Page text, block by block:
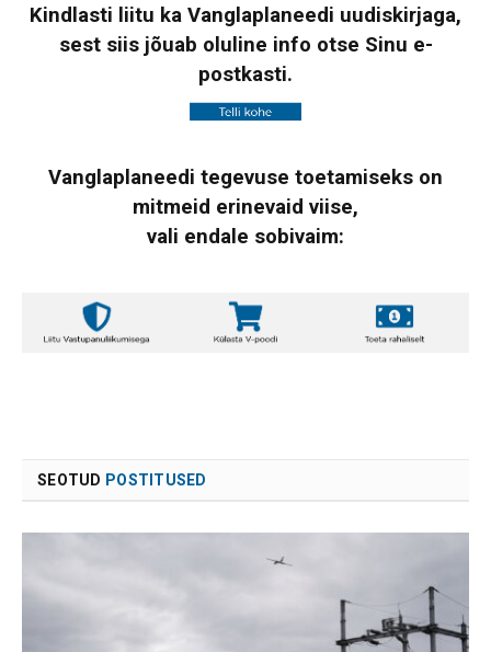
Kindlasti liitu ka Vanglaplaneedi uudiskirjaga,
sest siis jõuab oluline info otse Sinu e-
postkasti.
Vanglaplaneedi tegevuse toetamiseks on
mitmeid erinevaid viise,
vali endale sobivaim:
SEOTUD POSTITUSED